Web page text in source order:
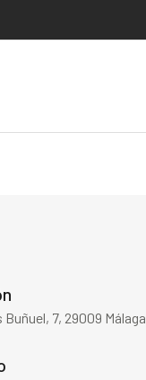
Buñuel, 7, 29009 Málaga